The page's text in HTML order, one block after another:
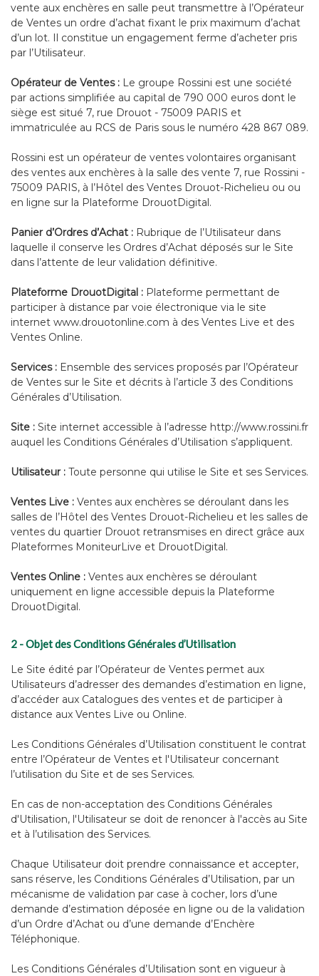
vente aux enchères en salle peut transmettre à l’Opérateur
de Ventes un ordre d’achat fixant le prix maximum d’achat
d’un lot. Il constitue un engagement ferme d’acheter pris
par l’Utilisateur.
Opérateur de Ventes : Le groupe Rossini est une société
par actions simplifiée au capital de 790 000 euros dont le
siège est situé 7, rue Drouot - 75009 PARIS et
immatriculée au RCS de Paris sous le numéro 428 867 089.
Rossini est un opérateur de ventes volontaires organisant
des ventes aux enchères à la salle des vente 7, rue Rossini -
75009 PARIS, à l’Hôtel des Ventes Drouot-Richelieu ou ou
en ligne sur la Plateforme DrouotDigital.
Panier d’Ordres d’Achat : Rubrique de l’Utilisateur dans
laquelle il conserve les Ordres d’Achat déposés sur le Site
dans l’attente de leur validation définitive.
Plateforme DrouotDigital : Plateforme permettant de
participer à distance par voie électronique via le site
internet www.drouotonline.com à des Ventes Live et des
Ventes Online.
Services : Ensemble des services proposés par l’Opérateur
de Ventes sur le Site et décrits à l’article 3 des Conditions
Générales d’Utilisation.
Site : Site internet accessible à l’adresse http://www.rossini.fr
auquel les Conditions Générales d’Utilisation s’appliquent.
Utilisateur : Toute personne qui utilise le Site et ses Services.
Ventes Live : Ventes aux enchères se déroulant dans les
salles de l’Hôtel des Ventes Drouot-Richelieu et les salles de
ventes du quartier Drouot retransmises en direct grâce aux
Plateformes MoniteurLive et DrouotDigital.
Ventes Online : Ventes aux enchères se déroulant
uniquement en ligne accessible depuis la Plateforme
DrouotDigital.
2 - Objet des Conditions Générales d’Utilisation
Le Site édité par l’Opérateur de Ventes permet aux
Utilisateurs d’adresser des demandes d’estimation en ligne,
d’accéder aux Catalogues des ventes et de participer à
distance aux Ventes Live ou Online.
Les Conditions Générales d’Utilisation constituent le contrat
entre l’Opérateur de Ventes et l'Utilisateur concernant
l’utilisation du Site et de ses Services.
En cas de non-acceptation des Conditions Générales
d'Utilisation, l'Utilisateur se doit de renoncer à l'accès au Site
et à l’utilisation des Services.
Chaque Utilisateur doit prendre connaissance et accepter,
sans réserve, les Conditions Générales d’Utilisation, par un
mécanisme de validation par case à cocher, lors d’une
demande d’estimation déposée en ligne ou de la validation
d’un Ordre d’Achat ou d’une demande d’Enchère
Téléphonique.
Les Conditions Générales d’Utilisation sont en vigueur à